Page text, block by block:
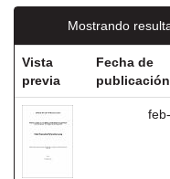
Mostrando
Vista
previa
Fecha de
publicación